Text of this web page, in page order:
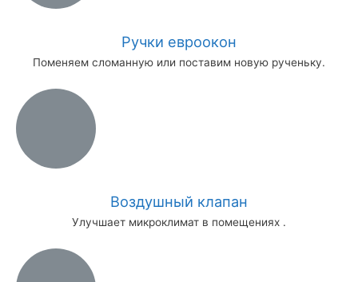
Ручки евроокон
Поменяем сломанную или поставим новую рученьку.
Воздушный клапан
Улучшает микроклимат в помещениях .